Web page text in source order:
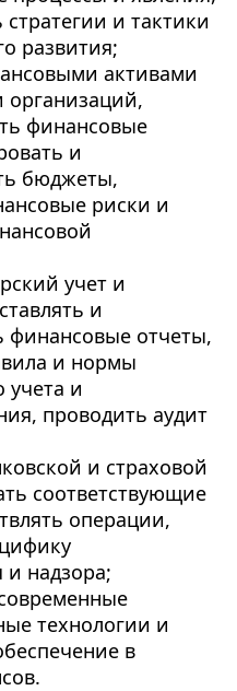
и тактики
развития;
активами
организаций,
финансовые
и
бюджеты,
риски и
учет и
и
финансовые отчеты,
и нормы
учета и
проводить аудит
и страховой
соответствующие
операции,
и надзора;
технологии и
в